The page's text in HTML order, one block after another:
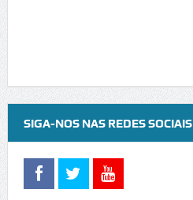
SIGA-NOS NAS REDES SOCIAIS